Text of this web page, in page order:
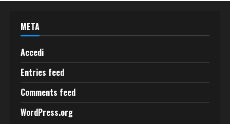
META
Accedi
Entries feed
Comments feed
WordPress.org